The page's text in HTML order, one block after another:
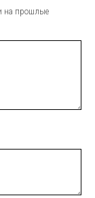
на прошлые